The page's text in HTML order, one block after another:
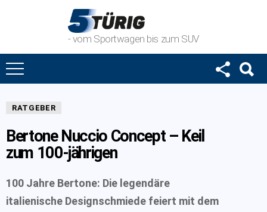
- vom Sportwagen bis zum SUV
RATGEBER
Bertone Nuccio Concept – Keil
zum 100-jährigen
100 Jahre Bertone: Die legendäre
italienische Designschmiede feiert mit dem